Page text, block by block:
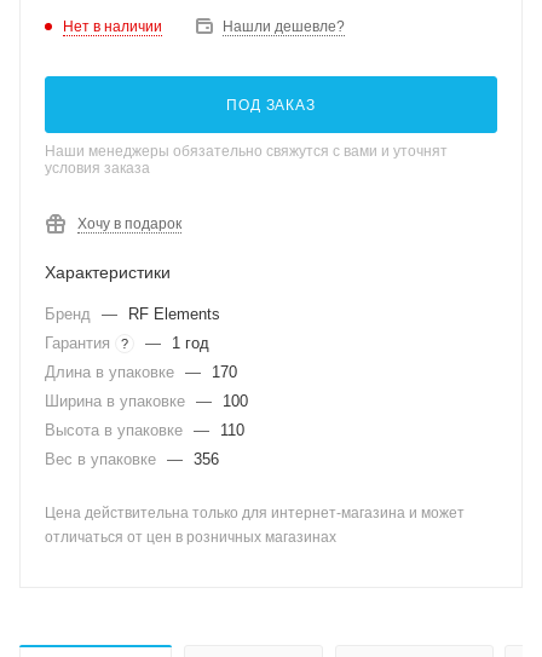
Нет в наличии Нашли дешевле?
ПОД ЗАКАЗ
Наши менеджеры обязательно свяжутся с вами и уточнят
условия заказа
Хочу в подарок
Характеристики
Бренд —
RF Elements
Гарантия
? —
1 год
Длина в упаковке —
170
Ширина в упаковке —
100
Высота в упаковке —
110
Вес в упаковке — 356
Цена действительна только для интернет-магазина и может
отличаться от цен в розничных магазинах